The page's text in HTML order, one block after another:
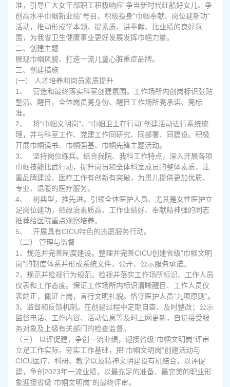
准，引导广大女干部职工积极响应“争当新时代红船好女儿、争
创高水平巾帼新业绩”号召，积极投身“巾帼奉献、岗位建新功”
活动，推动形成学本领、提素质、讲奉献、比业绩的良好氛
围，为我省卫生健康事业更好发展发挥巾帼力量。
二、创建主题
展现巾帼风貌、打造一流儿童心脏重症品牌。
三、创建措施
(一） 人才培养和岗员素质提升
1、 营造和最终落实科室创建氛围。工作场所内创岗标识张贴
整洁、醒目，全体岗员亮身份、醒目工作场所亮承诺、亮标
准。
2、 将“巾帼文明岗”、“巾帼卫士在行动”创建活动进行系统梳
理，并与科室工作、党建工作同研究、同部署、同建设。积极
开展巾帼读书、巾帼强基、巾帼先锋主题活动。
3、 坚持岗位练兵。结合我院、我科工作特点，深入开展各项
巾帼技能比武行动，提升岗员和全体科室成员的整体素质，注
重品牌建设、医疗工作有创新有突破，为患儿提供更加优质、
专业、温暖的医疗服务。
4、 树典型，推先进。引领全体医护人员、尤其是女性医护立
足岗位建功，把政治素质高、工作业绩好、奉献精神强的同志
推荐给医院重点观察培养。
5、 开展具有CICU特色的志愿服务行动。
（二） 管理与监督
1、规范并完善制度建设。整理并完善CICU创建省级“巾帼文明
岗”的制度体系并形成系统文件，公开、公示服务承诺。
2、规范并检视行为规范。检视并落实工作场所标识、工作人员
仪表和工作态度。保证工作场所内标识清晰醒目、工作人员仪
表端正，佩证上岗，言行文明礼貌。恪守医护人员“九项原则”。
3、监督和反馈机制。在创建过程中定期自查、及时整改；公示
监督电话、工作内容、活动信息等及时上网更新，自觉接受服
务对象及上级有关部门的检查监督。
（三） 以评促建，争创一流业绩，迎接省级“巾帼文明岗”评审
立足工作实际，夯实工作基础，把“巾帼文明岗”创建活动与
CICU医疗、科研、教学以及精神文明建设有机结合，以评促
建，争创2023年一流业绩，以最充足的准备、最完美的职业形
象迎接省级“巾帼文明岗”的最终评审。